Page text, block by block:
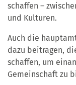
schaffen –
und Kulturen.
Auch die
dazu beitragen,
schaffen, um
Gemeinschaft zu